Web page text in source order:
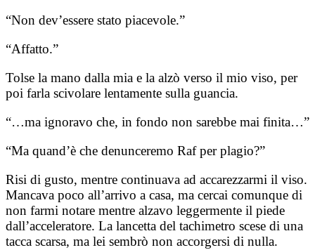
“Non dev’essere stato piacevole.”
“Affatto.”
Tolse la mano dalla mia e la alzò verso il mio viso, per
poi farla scivolare lentamente sulla guancia.
“…ma ignoravo che, in fondo non sarebbe mai finita…”
“Ma quand’è che denunceremo Raf per plagio?”
Risi di gusto, mentre continuava ad accarezzarmi il viso.
Mancava poco all’arrivo a casa, ma cercai comunque di
non farmi notare mentre alzavo leggermente il piede
dall’acceleratore. La lancetta del tachimetro scese di una
tacca scarsa, ma lei sembrò non accorgersi di nulla.